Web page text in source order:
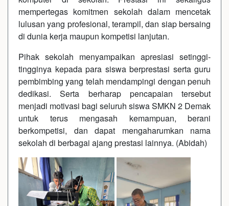
mempertegas komitmen sekolah dalam mencetak
lulusan yang profesional, terampil, dan siap bersaing
di dunia kerja maupun kompetisi lanjutan.
Pihak sekolah menyampaikan apresiasi setinggi-
tingginya kepada para siswa berprestasi serta guru
pembimbing yang telah mendampingi dengan penuh
dedikasi. Serta berharap pencapaian tersebut
menjadi motivasi bagi seluruh siswa SMKN 2 Demak
untuk terus mengasah kemampuan, berani
berkompetisi, dan dapat mengaharumkan nama
sekolah di berbagai ajang prestasi lainnya. (Abidah)